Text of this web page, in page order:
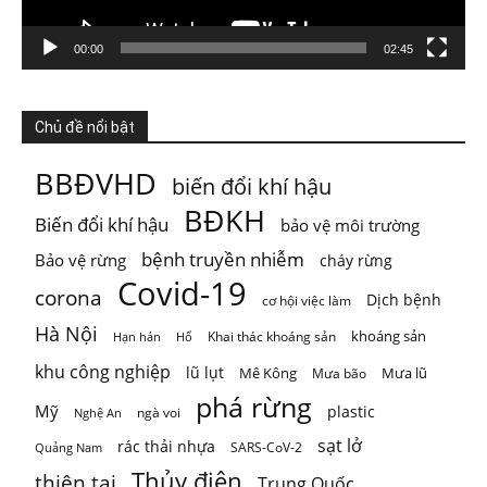
Xem trên Facebook · Chia sẻ
ThienNhien.Net
4 ngày trước
Thiên nhiên thường tạo cho con người cảm giác rằng mọi
thứ vẫn đang t ...Xem thêm
Photo
Xem trên Facebook · Chia sẻ
00:00 02:45
Chủ đề nổi bật
BBĐVHD biến đổi khí hậu
Biến đổi khí hậu BĐKH bảo vệ môi trường
Bảo vệ rừng bệnh truyền nhiễm cháy rừng
corona Covid-19 cơ hội việc làm Dịch bệnh
Hà Nội Hạn hán Hổ Khai thác khoáng sản khoáng sản
khu công nghiệp lũ lụt Mê Kông Mưa bão Mưa lũ
Mỹ Nghệ An ngà voi phá rừng plastic
Quảng Nam rác thải nhựa SARS-CoV-2 sạt lở